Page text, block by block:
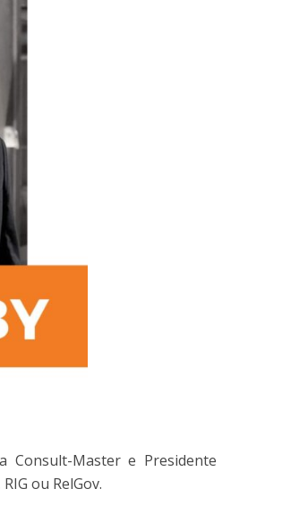
Consult-Master e Presidente
ou RelGov.